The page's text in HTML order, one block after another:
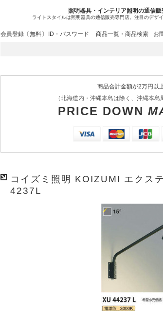
照明器具・インテリア照明の通信販
ライトスタイルは照明器具の通信販売専門店。注目のデザ
会員登録〔無料〕 ID・パスワード 商品一覧・商品検索 お
コ
商品合計金額が2万円以
（北海道内・沖縄本島は除く、沖縄本島
PRICE DOWN
コイズミ照明 KOIZUMI エクス
4237L